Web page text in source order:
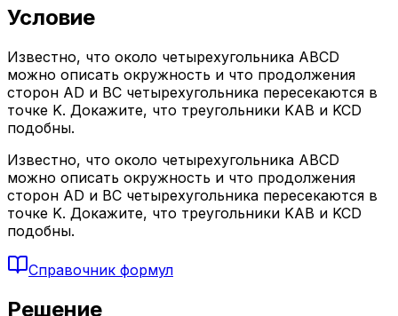
Условие
Известно, что около четырехугольника ABCD
можно описать окружность и что продолжения
сторон AD и BC четырехугольника пересекаются в
точке K. Докажите, что треугольники KAB и KCD
подобны.
Известно, что около четырехугольника ABCD
можно описать окружность и что продолжения
сторон AD и BC четырехугольника пересекаются в
точке K. Докажите, что треугольники KAB и KCD
подобны.
Справочник формул
Решение